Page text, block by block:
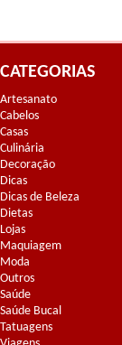
CATEGORIAS
Artesanato
Cabelos
Casas
Culinária
Decoração
Dicas
Dicas de Beleza
Dietas
Lojas
Maquiagem
Moda
Outros
Saúde
Saúde Bucal
Tatuagens